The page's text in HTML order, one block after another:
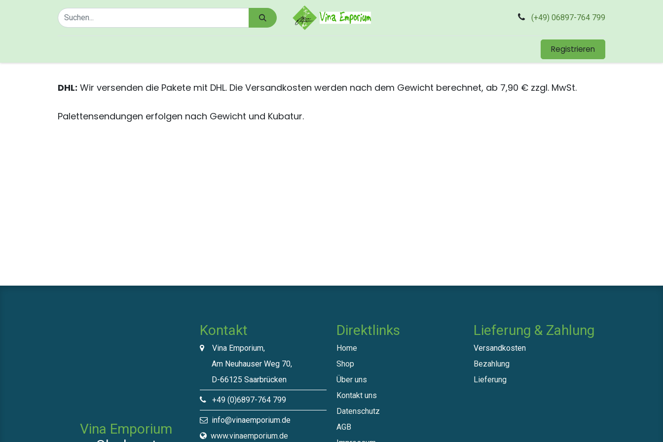
(+49) 06897-764 799
Registrieren
DHL: Wir versenden die Pakete mit DHL. Die Versandkosten werden nach dem Gewicht berechnet, ab 7,90 € zzgl. MwSt.
Palettensendungen erfolgen nach Gewicht und Kubatur.
Vina Emporium
Kontakt
Vina Emporium,
Am Neuhauser Weg 70,
D-66125 Saarbrücken
+49 (0)6897-764 799
info@vinaemporium.de
www.vinaemporium.de
Direktlinks​
Home
Shop
Über uns
Kontakt uns
Datenschutz
A​GB
Lieferung & Zahlung
Versandkosten
Bezahlung
Lieferung​